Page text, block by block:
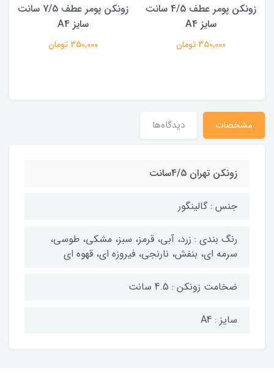
زونکن پومر عطف 4/5 سانت
سایز A4
350,000 تومان
زونکن پومر عطف 7/5 سانت
سایز A4
350,000 تومان
مشخصات دیدگاه‌ها
زونکن تهران 4/5سانت
جنس : گالینگور
رنگ بندی : زرد، آبی، قرمز، سبز، مشکی، طوسی،
سرمه ای، بنفش، نارنجی، فیروزه ای، قهوه ای
ضخامت زونکن : 4.5 سانت
سایز : A4